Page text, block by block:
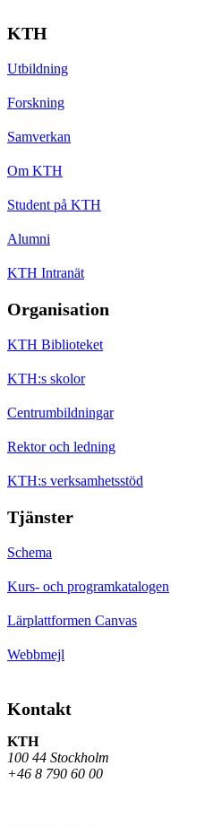
KTH
Utbildning
Forskning
Samverkan
Om KTH
Student på KTH
Alumni
KTH Intranät
Organisation
KTH Biblioteket
KTH:s skolor
Centrumbildningar
Rektor och ledning
KTH:s verksamhetsstöd
Tjänster
Schema
Kurs- och programkatalogen
Lärplattformen Canvas
Webbmejl
Kontakt
KTH
100 44 Stockholm
+46 8 790 60 00